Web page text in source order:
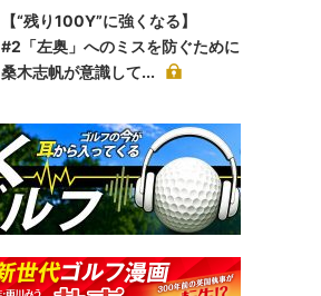
【“残り100Y”に強くなる】
#2「左奥」へのミスを防ぐために
桑木志帆が意識して...